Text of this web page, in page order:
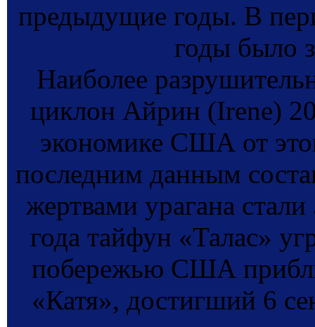
предыдущие годы. В
годы было
Наиболее
циклон Айрин (Irene)
экономике США от
последним данным
жертвами урагана
года тайфун «Талас»
побережью США
«Катя», достигший 6